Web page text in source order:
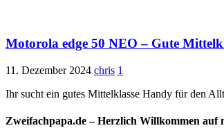
Motorola edge 50 NEO – Gute
11. Dezember 2024 chris 1
Ihr sucht ein gutes Mittelklasse Handy für den
Zweifachpapa.de – Herzlich Willkommen auf